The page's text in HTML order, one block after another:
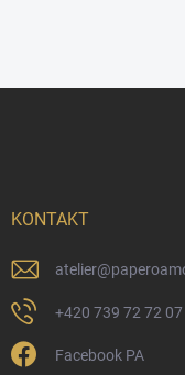
KONTAKT
atelier@
+420 739 72 72 07
Facebook PA